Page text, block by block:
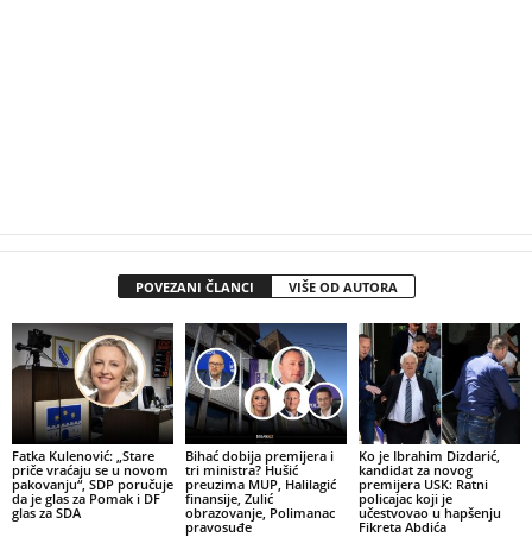
POVEZANI ČLANCI VIŠE OD AUTORA
Fatka Kulenović: „Stare
priče vraćaju se u novom
pakovanju“, SDP poručuje
da je glas za Pomak i DF
glas za SDA
Bihać dobija premijera i
tri ministra? Hušić
preuzima MUP, Halilagić
finansije, Zulić
obrazovanje, Polimanac
pravosuđe
Ko je Ibrahim Dizdarić,
kandidat za novog
premijera USK: Ratni
policajac koji je
učestvovao u hapšenju
Fikreta Abdića